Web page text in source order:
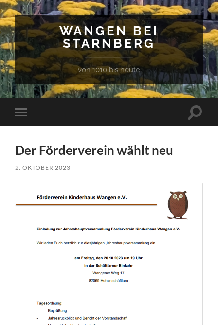
WANGEN BEI
STARNBERG
von 1010 bis heute
Mobile-
Menü
Der Förderverein wählt neu
2. OKTOBER 2023